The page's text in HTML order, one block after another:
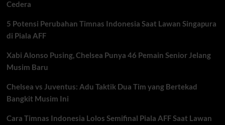
Cedera
5 Potensi Perubahan Timnas Indonesia Saat Lawan Singapura
di Piala AFF
Xabi Alonso Pusing, Chelsea Punya 46 Pemain Senior Jelang
Musim Baru
Chelsea vs Juventus: Adu Taktik Dua Tim yang Bertekad
Bangkit Musim Ini
Cara Timnas Indonesia Lolos Semifinal Piala AFF Saat Lawan